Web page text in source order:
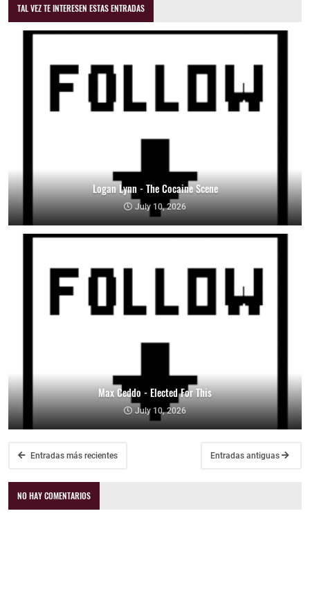
TAL VEZ TE INTERESEN ESTAS ENTRADAS
Logan Lynn - The Cocaine Scene
July 10, 2026
Max Ceddo - Elected For This
July 10, 2026
Entradas más recientes Entradas antiguas
NO HAY COMENTARIOS